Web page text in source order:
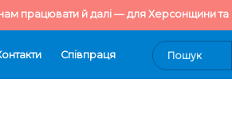
працювати й далі — для Херсонщини та
Cпівпраця